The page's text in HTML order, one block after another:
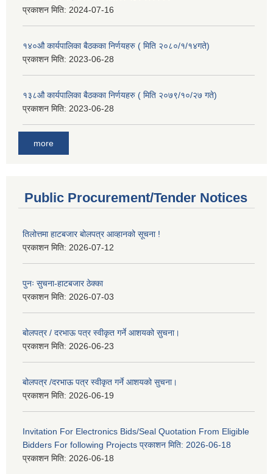
प्रकाशन मिति: 2024-07-16
१४०औ कार्यपालिका बैठकका निर्णयहरु ( मिति २०८०/१/१४गते)
प्रकाशन मिति: 2023-06-28
१३८औ कार्यपालिका बैठकका निर्णयहरु ( मिति २०७९/१०/२७ गते)
प्रकाशन मिति: 2023-06-28
more
Public Procurement/Tender Notices
तिलोत्तमा हाटबजार बोलपत्र आव्हानको सूचना !
प्रकाशन मिति: 2026-07-12
पुनः सुचना-हाटबजार ठेक्का
प्रकाशन मिति: 2026-07-03
बोलपत्र / दरभाऊ पत्र स्वीकृत गर्ने आशयको सुचना।
प्रकाशन मिति: 2026-06-23
बोलपत्र /दरभाऊ पत्र स्वीकृत गर्ने आशयको सुचना।
प्रकाशन मिति: 2026-06-19
Invitation For Electronics Bids/Seal Quotation From Eligible
Bidders For following Projects प्रकाशन मिति: 2026-06-18
प्रकाशन मिति: 2026-06-18